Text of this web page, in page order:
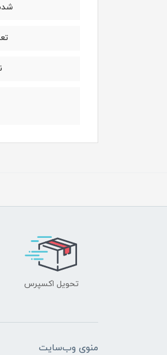
تحویل اکسپرس
منوی وب‌سایت